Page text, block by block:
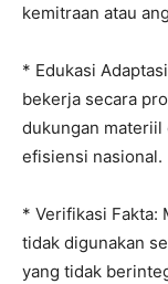
kemitraan atau
* ​Edukasi
bekerja secara
dukungan
efisiensi nasional.
* ​Verifikasi Fakta:
tidak digunakan
yang tidak